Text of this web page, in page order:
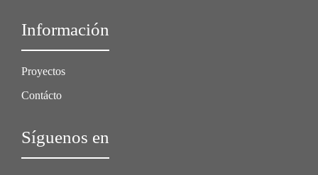
Información
Proyectos
Contácto
Síguenos en